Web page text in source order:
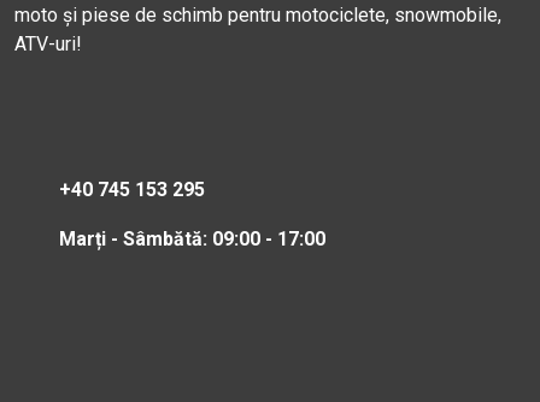
moto și piese de schimb pentru motociclete, snowmobile,
ATV-uri!
+40 745 153 295
Marți - Sâmbătă: 09:00 - 17:00